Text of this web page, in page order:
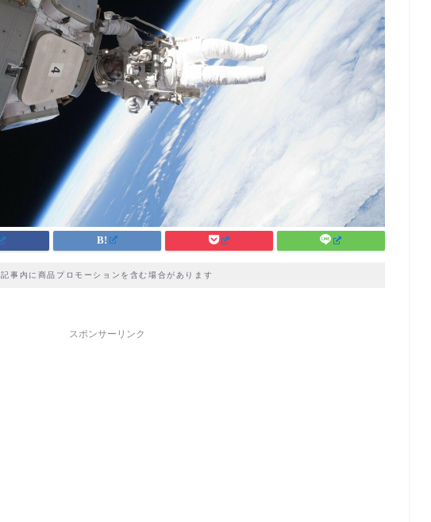
記事内に商品プロモーションを含む場合があります
スポンサーリンク